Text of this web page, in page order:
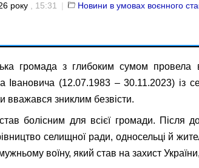
року , 15:31 | Новини в умовах воєнного
громада з глибоким сумом
Івановича (12.07.1983 – 30.11.2023) із
вважався зниклим безвісти.
болісним для всієї громади. Після
селищної ради, односельці й
воїну, який став на захист